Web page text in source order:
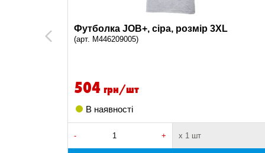
середньої температури, не вище 150
Прасувати при середній температурі,
піддавати хімчистці
Не сушити в барабанній сушарці, Не
Previous
Футболка JOB+, сіра, розмір 3XL
(арт. M446209005)
504 грн/шт
В наявності
- + х 1 шт